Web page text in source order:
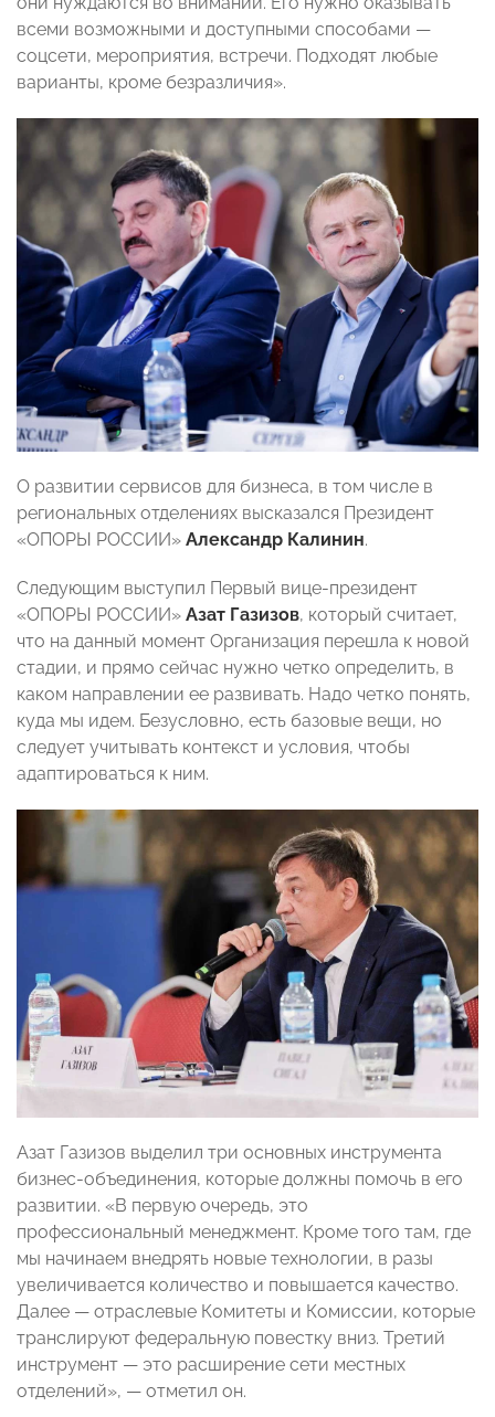
всеми возможными и доступными способами —
соцсети, мероприятия, встречи. Подходят любые
варианты, кроме безразличия».
О развитии сервисов для бизнеса, в том числе в
региональных отделениях высказался Президент
«ОПОРЫ РОССИИ» Александр Калинин.
Следующим выступил Первый вице-президент
«ОПОРЫ РОССИИ» Азат Газизов, который считает,
что на данный момент Организация перешла к новой
стадии, и прямо сейчас нужно четко определить, в
каком направлении ее развивать. Надо четко понять,
куда мы идем. Безусловно, есть базовые вещи, но
следует учитывать контекст и условия, чтобы
адаптироваться к ним.
Азат Газизов выделил три основных инструмента
бизнес-объединения, которые должны помочь в его
развитии. «В первую очередь, это
профессиональный менеджмент. Кроме того там, где
мы начинаем внедрять новые технологии, в разы
увеличивается количество и повышается качество.
Далее — отраслевые Комитеты и Комиссии, которые
транслируют федеральную повестку вниз. Третий
инструмент — это расширение сети местных
отделений», — отметил он.